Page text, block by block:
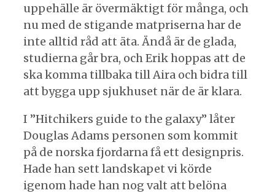
uppehälle är övermäktigt för många, och
nu med de stigande matpriserna har de
inte alltid råd att äta. Ändå är de glada,
studierna går bra, och Erik hoppas att de
ska komma tillbaka till Aira och bidra till
att bygga upp sjukhuset när de är klara.
I ”Hitchikers guide to the galaxy” låter
Douglas Adams personen som kommit
på de norska fjordarna få ett designpris.
Hade han sett landskapet vi körde
igenom hade han nog valt att belöna